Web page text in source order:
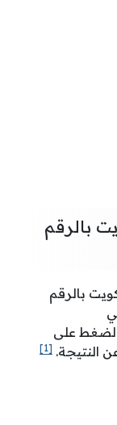
بالرقم
بالرقم
على
النتيجة. [1]